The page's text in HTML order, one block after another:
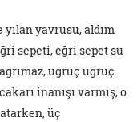
yılan yavrusu, aldım
sepeti, eğri sepet su
uğruç uğruç.
inanışı varmış, o
üç